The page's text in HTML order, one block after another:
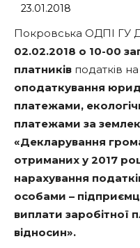
23.01.2018
Покровська ОДПІ ГУ
02.02.2018 о 10-00
платників податків
оподаткування
платежами,
платежами за
«Декларування
отриманих у 2017
нарахування
особами –
виплати заробітної
відносин».